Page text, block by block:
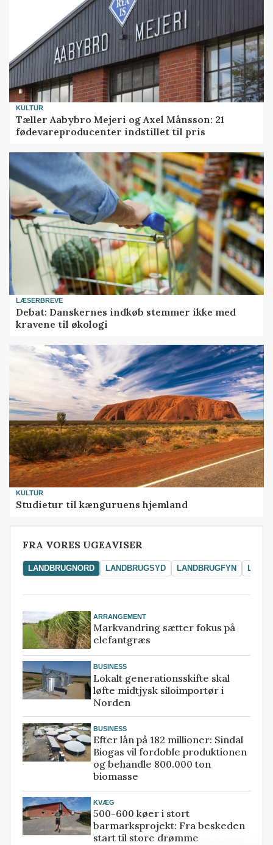
KULTUR
Tæller Aabybro Mejeri og Axel Månsson: 21
fødevareproducenter indstillet til pris
LÆSERBREVE
Debat: Danskernes indkøb stemmer ikke med
kravene til økologi
KULTUR
Studietur til kænguruens hjemland
FRA VORES UGEAVISER
LANDBRUGNORD LANDBRUGSYD LANDBRUGFYN
ARRANGEMENT
Markvandring sætter fokus på
elefantgræs
BUSINESS
Lokalt generationsskifte skal
løfte midtjysk siloimportør i
Norden
BUSINESS
Efter lån på 182 millioner: Sindal
Biogas vil fordoble produktionen
og behandle 800.000 ton
biomasse
KVÆG
500-600 køer i stort
barmarksprojekt: Fra beskeden
start til store drømme